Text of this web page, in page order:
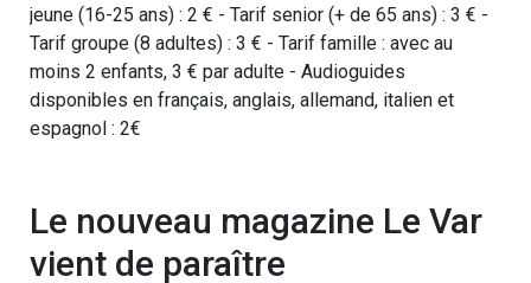
jeune (16-25 ans) : 2 € - Tarif senior (+ de 65 ans) : 3 € -
Tarif groupe (8 adultes) : 3 € - Tarif famille : avec au
moins 2 enfants, 3 € par adulte - Audioguides
disponibles en français, anglais, allemand, italien et
espagnol : 2€
Le nouveau magazine Le Var
vient de paraître